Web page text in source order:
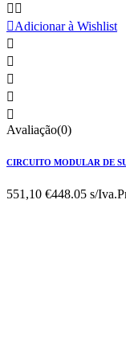
 
Adicionar à Wishlist





Avaliação(0)
CIRCUITO MODULAR DE
551,10 €448.05 s/Iva.